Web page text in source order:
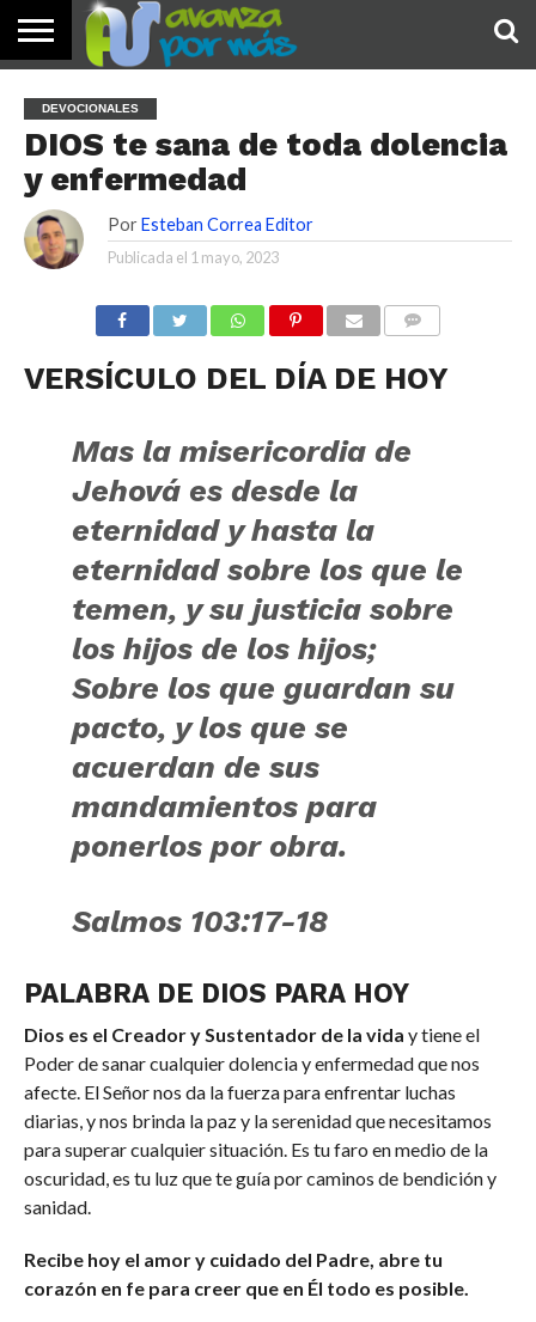
PALABRA
DE HOY
DEVOCIONALES
NOTICIAS
TESTIMONIOS
ORACIONES
SOBRE
NOSOTROS
IMÁGENES
DEVOCIONALES
DIOS te sana de toda dolencia
y enfermedad
Por Esteban Correa Editor
Publicada el 1 mayo, 2023
VERSÍCULO DEL DÍA DE HOY
Mas la misericordia de
Jehová es desde la
eternidad y hasta la
eternidad sobre los que le
temen, ysu justicia sobre
los hijos de los hijos;
Sobre los que guardan su
pacto, ylos que se
acuerdan de sus
mandamientos para
ponerlos por obra.
Salmos 103:17-18
PALABRA DE DIOS PARA HOY
Dios es el Creador y Sustentador de la vida y tiene el
Poder de sanar cualquier dolencia y enfermedad que nos
afecte. El Señor nos da la fuerza para enfrentar luchas
diarias, y nos brinda la paz y la serenidad que necesitamos
para superar cualquier situación. Es tu faro en medio de la
oscuridad, es tu luz que te guía por caminos de bendición y
sanidad.
Recibe hoy el amor y cuidado del Padre, abre tu
corazón en fe para creer que en Él todo es posible.